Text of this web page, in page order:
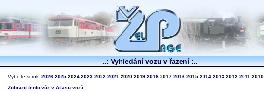
..: Vyhledání vozu v řazení :..
Vyberte si rok: 2026 2025 2024 2023 2022 2021 2020 2019 2018 2017 2016 2015 2014 2013 2012 2011 2010
Zobrazit tento vůz v Atlasu vozů